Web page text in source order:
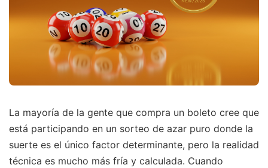
La mayoría de la gente que compra un boleto cree que
está participando en un sorteo de azar puro donde la
suerte es el único factor determinante, pero la realidad
técnica es mucho más fría y calculada. Cuando